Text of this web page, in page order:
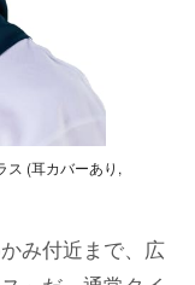
ス (耳カバーあり,
み付近まで、広